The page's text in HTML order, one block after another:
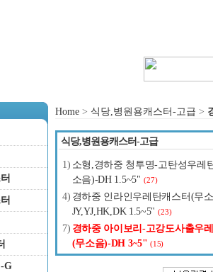
G
Home> 식당,병원용캐스터-고급 >
식당,병원용캐스터-고급
1) 소형,경하중 청투명-고탄성우레
소음)-DH 1.5~5" (27)
4) 경하중 인라인우레탄캐스터(무
JY,YJ,HK,DK 1.5~5" (23)
7) 경하중 아이보리-고강도사출우
(무소음)-DH 3~5" (15)